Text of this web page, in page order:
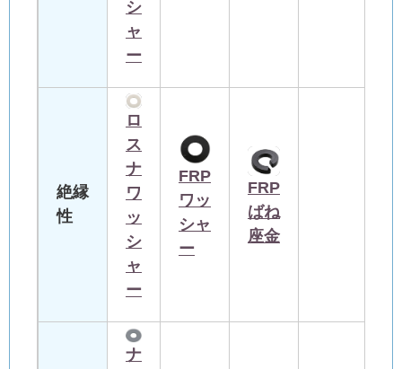
シ
ャ
ー
絶縁
性
ロ
ス
ナ
ワ
ッ
シ
ャ
ー
FRP
ワッ
シャ
ー
FRP
ばね
座金
ナ